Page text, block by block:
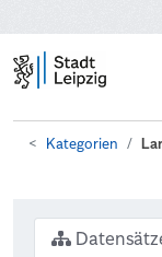
Kategorien